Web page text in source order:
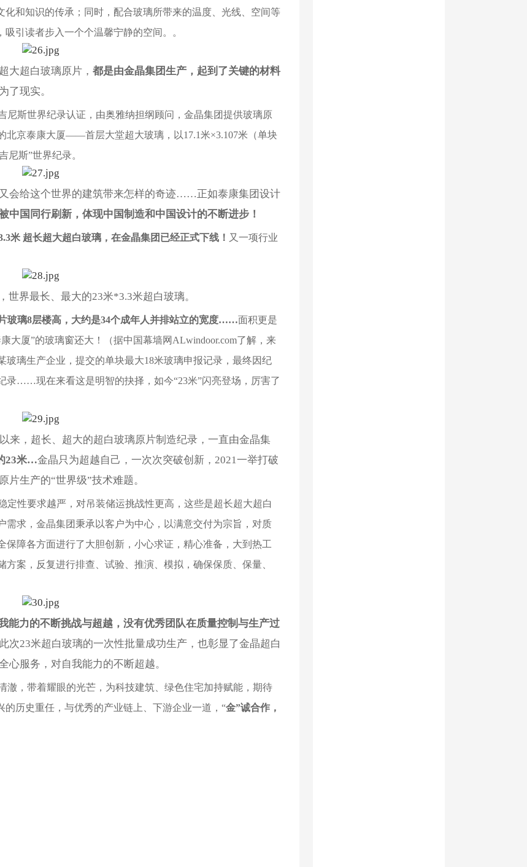
化和知识的传承；同时，配合玻璃所带来的温度、光线、空间等
引读者步入一个个温馨宁静的空间。。
大超白玻璃原片，都是由金晶集团生产，起到了关键的材料
了现实。
尼斯世界纪录认证，由奥雅纳担纲顾问，金晶集团提供玻璃原
北京泰康大厦——首层大堂超大玻璃，以17.1米×3.107米（单块
尼斯”世界纪录。
会给这个世界的建筑带来怎样的奇迹……正如泰康集团设计
中国同行刷新，体现中国制造和中国设计的不断进步！
米 超长超大超白玻璃，在金晶集团已经正式下线！ 又一项行业
世界最长、最大的23米*3.3米超白玻璃。
玻璃8层楼高，大约是34个成年人并排站立的宽度……面积更是
大厦”的玻璃窗还大！（据中国幕墙网ALwindoor.com了解，来
玻璃生产企业，提交的单块最大18米玻璃申报记录，最终因纪
录……现在来看这是明智的抉择，如今“23米”闪亮登场，厉害了
来，超长、超大的超白玻璃原片制造纪录，一直由金晶集
23米…金晶只为超越自己，一次次突破创新，2021一举打破
生产的“世界级”技术难题。
定性要求越严，对吊装储运挑战性更高，这些是超长超大超白
需求，金晶集团秉承以客户为中心，以满意交付为宗旨，对质
障各方面进行了大胆创新，小心求证，精心准备，大到热工
案，反复进行排查、试验、推演、模拟，确保保质、保量、
能力的不断挑战与超越，没有优秀团队在质量控制与生产过
此次23米超白玻璃的一次性批量成功生产，也彰显了金晶超白
心服务，对自我能力的不断超越。
澈，带着耀眼的光芒，为科技建筑、绿色住宅加持赋能，期待
历史重任，与优秀的产业链上、下游企业一道，“金”诚合作，